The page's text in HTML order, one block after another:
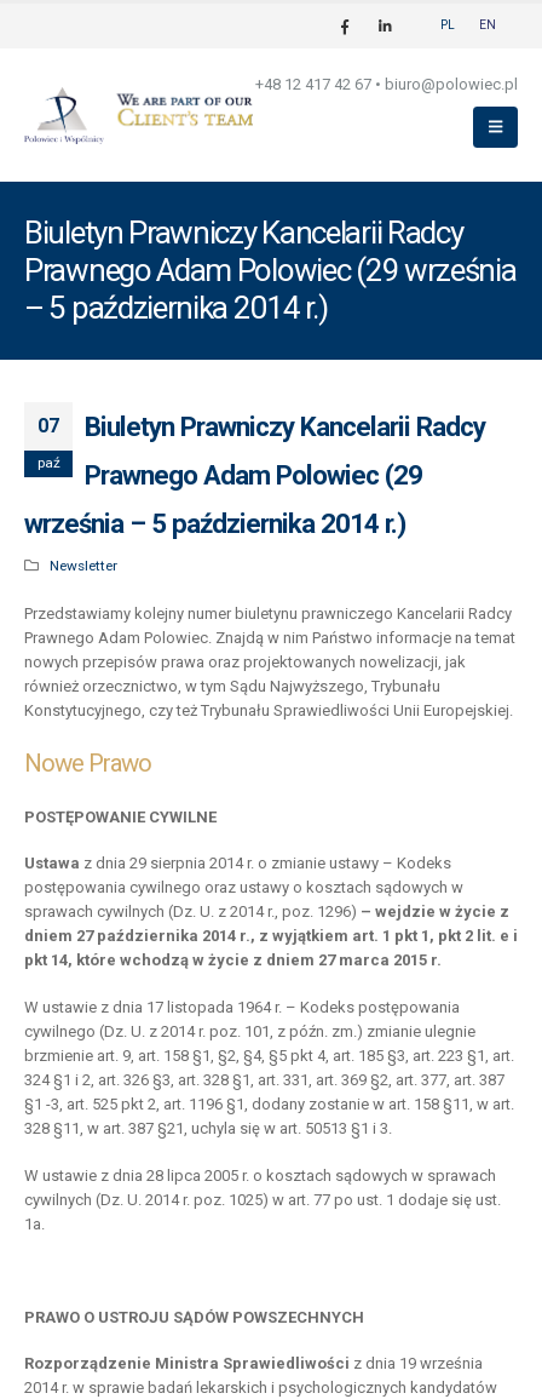
PL EN
+48 12 417 42 67 • biuro@polowiec.pl
Biuletyn Prawniczy Kancelarii Radcy
Prawnego Adam Polowiec (29 września
– 5 października 2014 r.)
07
paź
Biuletyn Prawniczy Kancelarii Radcy
Prawnego Adam Polowiec (29
września – 5 października 2014 r.)
Newsletter
Przedstawiamy kolejny numer biuletynu prawniczego Kancelarii Radcy
Prawnego Adam Polowiec. Znajdą w nim Państwo informacje na temat
nowych przepisów prawa oraz projektowanych nowelizacji, jak
również orzecznictwo, w tym Sądu Najwyższego, Trybunału
Konstytucyjnego, czy też Trybunału Sprawiedliwości Unii Europejskiej.
Nowe Prawo
POSTĘPOWANIE CYWILNE
Ustawa z dnia 29 sierpnia 2014 r. o zmianie ustawy – Kodeks
postępowania cywilnego oraz ustawy o kosztach sądowych w
sprawach cywilnych (Dz. U. z 2014 r., poz. 1296) – wejdzie w życie z
dniem 27 października 2014 r., z wyjątkiem art. 1 pkt 1, pkt 2 lit. e i
pkt 14, które wchodzą w życie z dniem 27 marca 2015 r.
W ustawie z dnia 17 listopada 1964 r. – Kodeks postępowania
cywilnego (Dz. U. z 2014 r. poz. 101, z późn. zm.) zmianie ulegnie
brzmienie art. 9, art. 158 §1, §2, §4, §5 pkt 4, art. 185 §3, art. 223 §1, art.
324 §1 i 2, art. 326 §3, art. 328 §1, art. 331, art. 369 §2, art. 377, art. 387
§1 -3, art. 525 pkt 2, art. 1196 §1, dodany zostanie w art. 158 §11, w art.
328 §11, w art. 387 §21, uchyla się w art. 50513 §1 i 3.
W ustawie z dnia 28 lipca 2005 r. o kosztach sądowych w sprawach
cywilnych (Dz. U. 2014 r. poz. 1025) w art. 77 po ust. 1 dodaje się ust.
1a.
PRAWO O USTROJU SĄDÓW POWSZECHNYCH
Rozporządzenie Ministra Sprawiedliwości z dnia 19 września
2014 r. w sprawie badań lekarskich i psychologicznych kandydatów